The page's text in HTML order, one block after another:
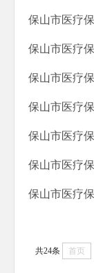
共24条 首页